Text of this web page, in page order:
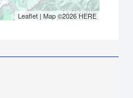
Leaflet| Map ©2026HERE